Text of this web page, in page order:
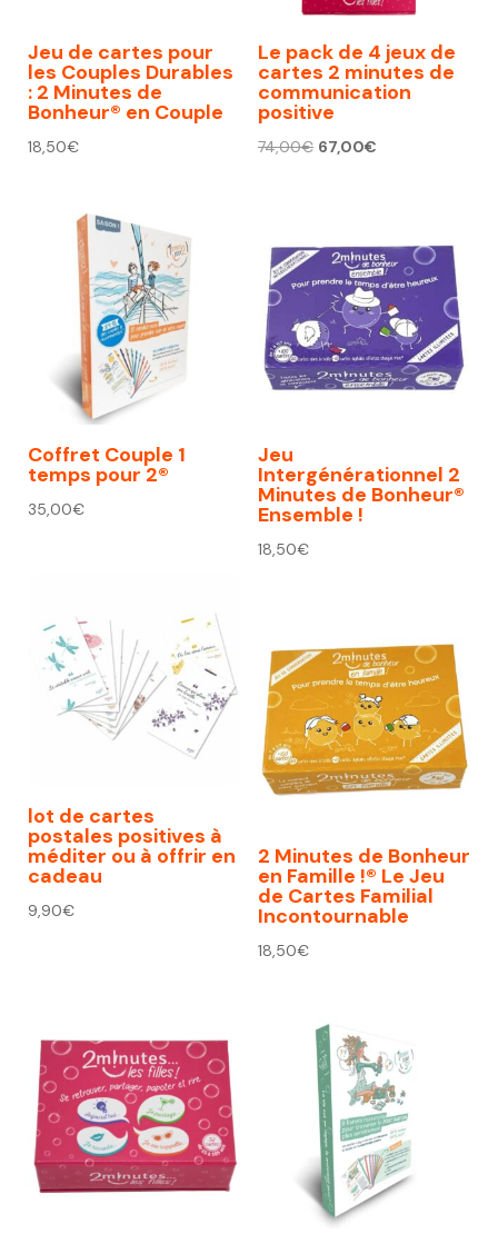
Jeu de cartes pour
les Couples Durables
: 2 Minutes de
Bonheur® en Couple
18,50€
Le pack de 4 jeux de
cartes 2 minutes de
communication
positive
74,00€ Le
74,00€.
67,00€Le
67,00€.
Coffret Couple 1
temps pour 2®
35,00€
Jeu
Intergénérationnel 2
Minutes de Bonheur®
Ensemble !
18,50€
lot de cartes
postales positives à
méditer ou à offrir en
cadeau
9,90€
2 Minutes de Bonheur
en Famille !® Le Jeu
de Cartes Familial
Incontournable
18,50€